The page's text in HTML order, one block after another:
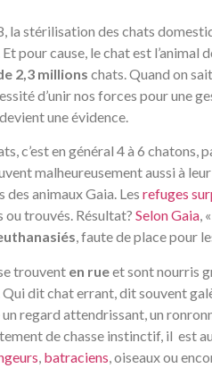
la stérilisation des chats
pour cause, le chat est
2,3 millions chats. Quand on
d’unir nos forces pour une
une évidence.
c’est en général 4 à 6 chatons,
malheureusement aussi à
animaux Gaia. Les refuges
ou trouvés. Résultat? Selon Gaia,
, faute de place pour
trouvent en rueet sont nourris
. Qui dit chat errant, dit souvent
regard attendrissant, un
de chasse instinctif, il est
batraciens , oiseaux ou